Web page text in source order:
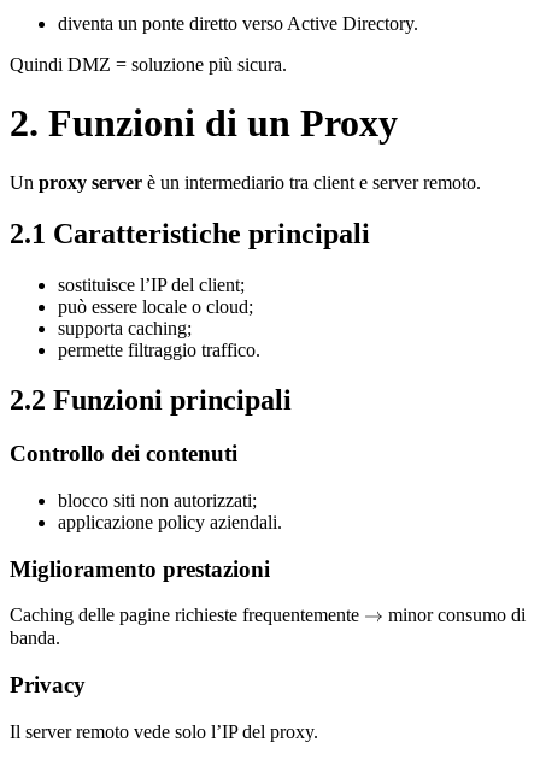
diventa un ponte diretto verso Active Directory.
Quindi DMZ = soluzione più sicura.
2. Funzioni di un Proxy
Un proxy server è un intermediario tra client e server remoto.
2.1 Caratteristiche principali
sostituisce l’IP del client;
può essere locale o cloud;
supporta caching;
permette filtraggio traffico.
2.2 Funzioni principali
Controllo dei contenuti
blocco siti non autorizzati;
applicazione policy aziendali.
Miglioramento prestazioni
Caching delle pagine richieste frequentemente \rightarrow
→ minor consumo di
banda.
Privacy
Il server remoto vede solo l’IP del proxy.